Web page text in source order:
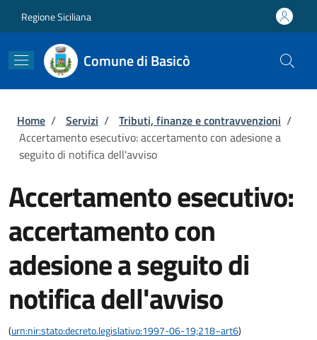
Regione Siciliana
Comune di Basicò
Briciole di pane
Home / Servizi / Tributi, finanze e contravvenzioni /
Accertamento esecutivo: accertamento con adesione a
seguito di notifica dell'avviso
Accertamento esecutivo:
accertamento con
adesione a seguito di
notifica dell'avviso
(urn:nir:stato:decreto.legislativo:1997-06-19;218~art6)